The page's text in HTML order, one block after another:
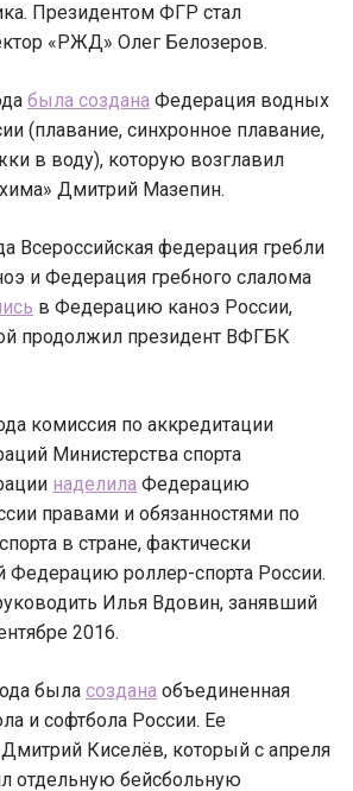
Президентом ФГР стал
«РЖД» Олег Белозеров.
была создана Федерация водных
(плавание, синхронное плавание,
в воду), которую возглавил
Дмитрий Мазепин.
Всероссийская федерация гребли
и Федерация гребного слалома
в Федерацию каноэ России,
продолжил президент ВФГБК
комиссия по аккредитации
Министерства спорта
наделила Федерацию
правами и обязанностями по
в стране, фактически
Федерацию роллер-спорта России.
Илья Вдовин, занявший
2016.
была создана объединенная
и софтбола России. Ее
Киселёв, который с апреля
отдельную бейсбольную